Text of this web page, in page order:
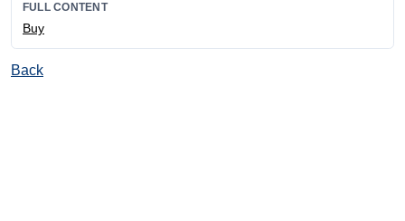
FULL CONTENT
Buy
Back